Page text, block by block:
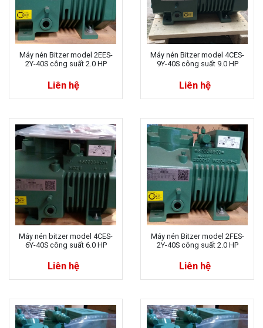
Máy nén Bitzer model 2EES-
2Y-40S công suất 2.0 HP
Liên hệ
Máy nén Bitzer model 4CES-
9Y-40S công suất 9.0 HP
Liên hệ
Máy nén bitzer model 4CES-
6Y-40S công suất 6.0 HP
Liên hệ
Máy nén Bitzer model 2FES-
2Y-40S công suất 2.0 HP
Liên hệ